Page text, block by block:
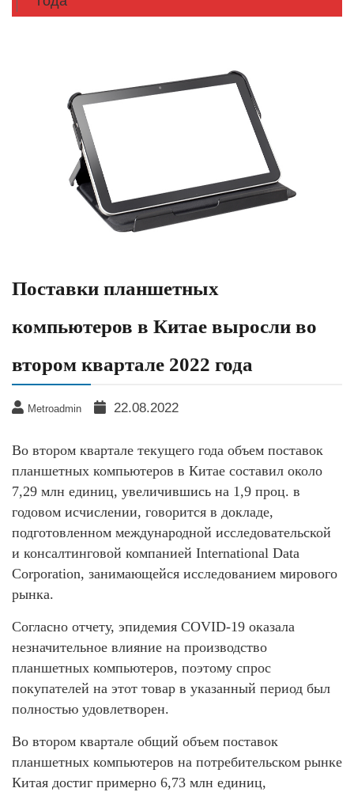
​Поставки планшетных
компьютеров в Китае выросли во
втором квартале 2022 года
Metroadmin 22.08.2022
Во втором квартале текущего года объем поставок
планшетных компьютеров в Китае составил около
7,29 млн единиц, увеличившись на 1,9 проц. в
годовом исчислении, говорится в докладе,
подготовленном международной исследовательской
и консалтинговой компанией International Data
Corporation, занимающейся исследованием мирового
рынка.
Согласно отчету, эпидемия COVID-19 оказала
незначительное влияние на производство
планшетных компьютеров, поэтому спрос
покупателей на этот товар в указанный период был
полностью удовлетворен.
Во втором квартале общий объем поставок
планшетных компьютеров на потребительском рынке
Китая достиг примерно 6,73 млн единиц,